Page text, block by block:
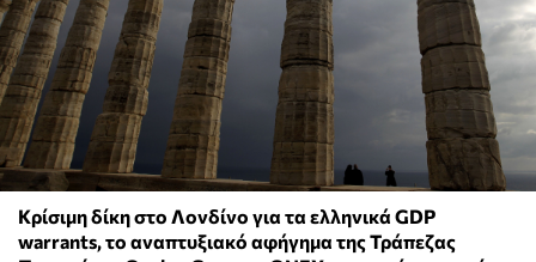
Κρίσιμη δίκη στο Λονδίνο για τα ελληνικά GDP
warrants, το αναπτυξιακό αφήγημα της Τράπεζας